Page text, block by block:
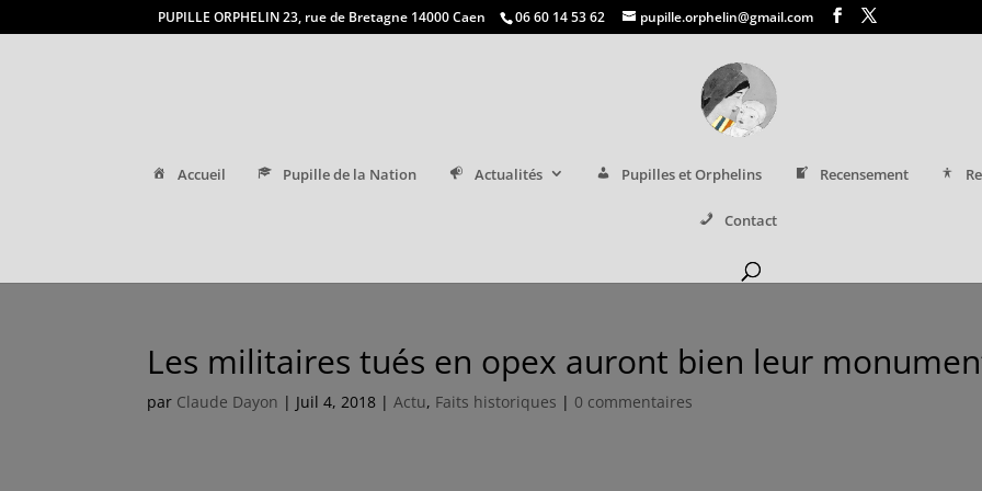
PUPILLE ORPHELIN 23, rue de Bretagne 14000 Caen 06 60 14 53 62 pupille.orphelin@gmail.com
Accueil Pupille de la Nation Actualités Pupilles et Orphelins Recensement
Contact
Les militaires tués en opex auront bien leur
par Claude Dayon | Juil 4, 2018 |Actu, Faits historiques | 0 commentaires